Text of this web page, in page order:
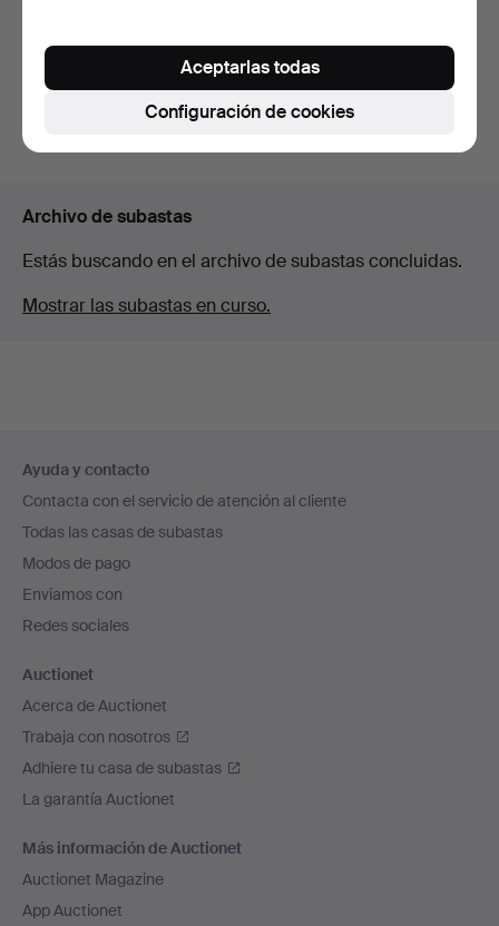
11 pujas
3 pujas
42 USD
Suscribir búsqueda
Archivo de subastas
Estás buscando en el archivo de subastas concluidas.
Mostrar las subastas en curso.
en
el
pie
de
página
Ayuda y contacto
Contacta con el servicio de atención al cliente
Todas las casas de subastas
Modos de pago
Enviamos con
Redes sociales
Auctionet
Acerca de Auctionet
Trabaja con nosotros
Adhiere tu casa de subastas
La garantía Auctionet
Más información de Auctionet
Auctionet Magazine
App Auctionet
Configuración de cookies
Aceptarlas todas